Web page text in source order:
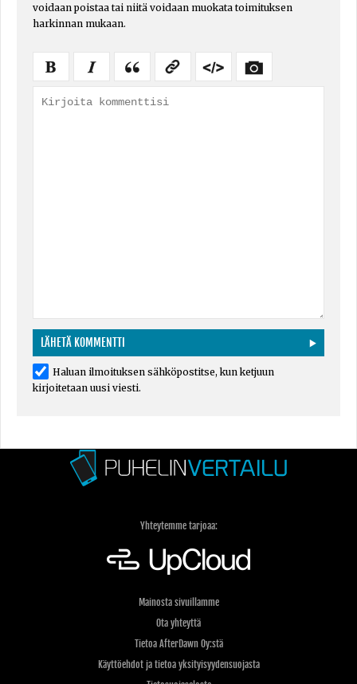
voidaan poistaa tai niitä voidaan muokata toimituksen
harkinnan mukaan.
Haluan ilmoituksen sähköpostitse, kun ketjuun
kirjoitetaan uusi viesti.
Yhteytemme tarjoaa:
Mainosta sivuillamme
Ota yhteyttä
Tietoa AfterDawn Oy:stä
Käyttöehdot ja tietoa yksityisyydensuojasta